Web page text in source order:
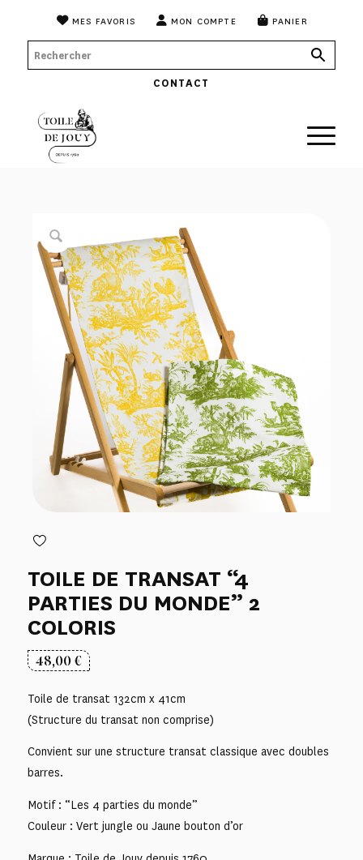
MES FAVORIS MON COMPTE PANIER
CONTACT
TOILE DE TRANSAT “4
PARTIES DU MONDE” 2
COLORIS
48,00€
Toile de transat 132cm x 41cm
(Structure du transat non comprise)
Convient sur une structure transat classique avec doubles
barres.
Motif : “Les 4 parties du monde”
Couleur : Vert jungle ou Jaune bouton d’or